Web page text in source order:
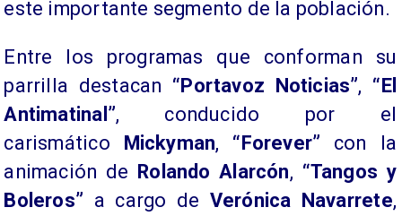
este importante segmento de la población.
Entre los programas que conforman su
parrilla destacan “Portavoz Noticias”, “El
Antimatinal”, conducido por el
carismático Mickyman, “Forever” con la
animación de Rolando Alarcón, “Tangos y
Boleros” a cargo de Verónica Navarrete,